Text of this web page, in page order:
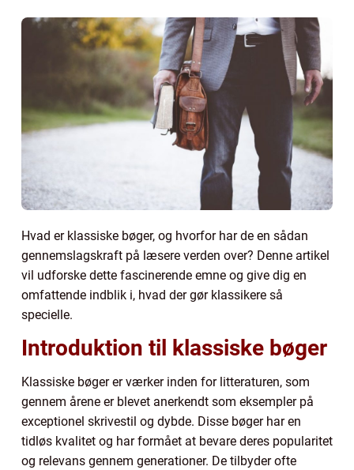
Hvad er klassiske bøger, og hvorfor har de en sådan
gennemslagskraft på læsere verden over? Denne artikel
vil udforske dette fascinerende emne og give dig en
omfattende indblik i, hvad der gør klassikere så
specielle.
Introduktion til klassiske bøger
Klassiske bøger er værker inden for litteraturen, som
gennem årene er blevet anerkendt som eksempler på
exceptionel skrivestil og dybde. Disse bøger har en
tidløs kvalitet og har formået at bevare deres popularitet
og relevans gennem generationer. De tilbyder ofte